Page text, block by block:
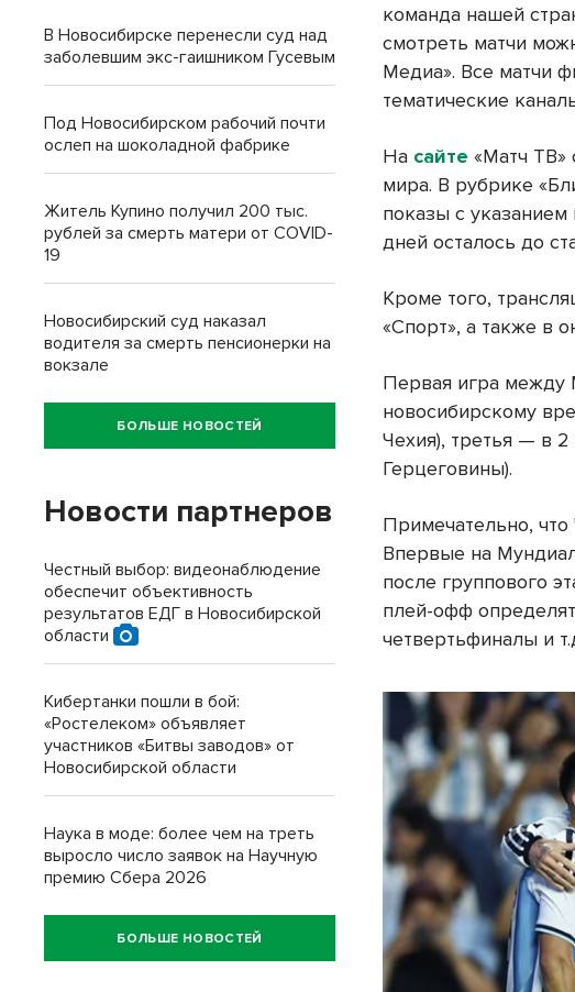
команда нашей
смотреть матчи
Медиа». Все матчи
тематические
На сайте «Матч ТВ»
мира. В рубрике
показы с
дней осталось до
Кроме того,
«Спорт», а также в
Первая игра между
новосибирскому
Чехия), третья — в
Герцеговины).
Примечательно,
Впервые на
после группового
плей-офф
четвертьфиналы и
В Новосибирске перенесли суд над
заболевшим экс-гаишником Гусевым
Под Новосибирском рабочий почти
ослеп на шоколадной фабрике
Житель Купино получил 200 тыс.
рублей за смерть матери от COVID-
19
Новосибирский суд наказал
водителя за смерть пенсионерки на
вокзале
БОЛЬШЕ НОВОСТЕЙ
Новости партнеров
Честный выбор: видеонаблюдение
обеспечит объективность
результатов ЕДГ в Новосибирской
области
Кибертанки пошли в бой:
«Ростелеком» объявляет
участников «Битвы заводов» от
Новосибирской области
Наука в моде: более чем на треть
выросло число заявок на Научную
премию Сбера 2026
БОЛЬШЕ НОВОСТЕЙ